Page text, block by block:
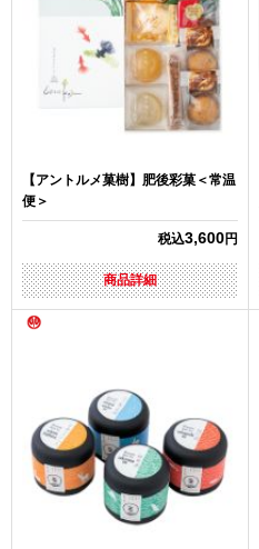
【アントルメ菓樹】肥後彩菓＜常温
便＞
税込3,600円
商品詳細